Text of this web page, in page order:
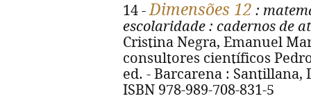
14 -Dimensões 12 :
escolaridade : cadernos de
Cristina Negra, Emanuel
consultores científicos
ed. - Barcarena : Santillana,
ISBN 978-989-708-831-5